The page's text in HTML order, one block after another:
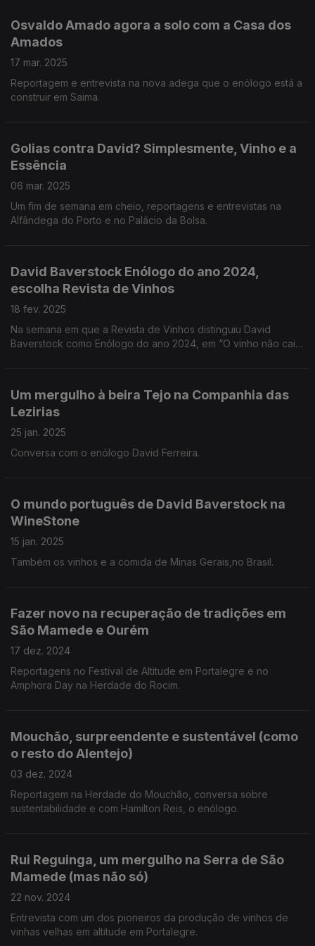
Osvaldo Amado agora a solo com a Casa dos
Amados
17 mar. 2025
Reportagem e entrevista na nova adega que o enólogo está a
construir em Saima.
Golias contra David? Simplesmente, Vinho e a
Essência
06 mar. 2025
Um fim de semana em cheio, reportagens e entrevistas na
Alfândega do Porto e no Palácio da Bolsa.
David Baverstock Enólogo do ano 2024,
escolha Revista de Vinhos
18 fev. 2025
Na semana em que a Revista de Vinhos distinguiu David
Baverstock como Enólogo do ano 2024, em “O vinho não cai
Um mergulho à beira Tejo na Companhia das
Lezirias
25 jan. 2025
Conversa com o enólogo David Ferreira.
O mundo português de David Baverstock na
WineStone
15 jan. 2025
Também os vinhos e a comida de Minas Gerais,no Brasil.
Fazer novo na recuperação de tradições em
São Mamede e Ourém
17 dez. 2024
Reportagens no Festival de Altitude em Portalegre e no
Amphora Day na Herdade do Rocim.
Mouchão, surpreendente e sustentável (como
o resto do Alentejo)
03 dez. 2024
Reportagem na Herdade do Mouchão, conversa sobre
sustentabilidade e com Hamilton Reis, o enólogo.
Rui Reguinga, um mergulho na Serra de São
Mamede (mas não só)
22 nov. 2024
Entrevista com um dos pioneiros da produção de vinhos de
vinhas velhas em altitude em Portalegre.